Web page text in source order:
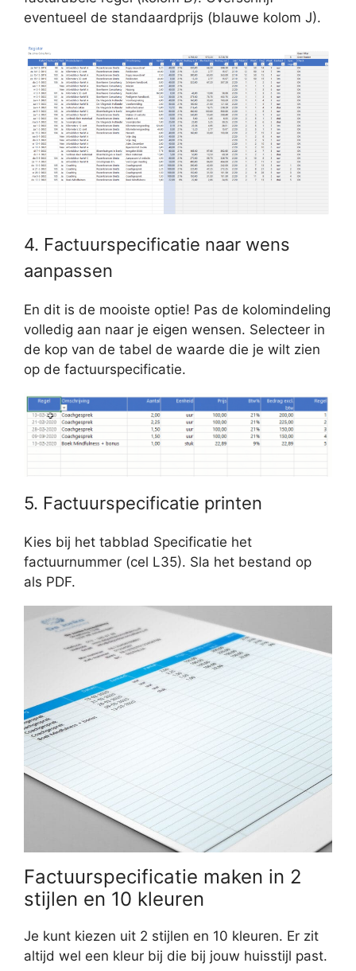
eventueel de standaardprijs (blauwe kolom J).
4. Factuurspecificatie naar wens
aanpassen
En dit is de mooiste optie! Pas de kolomindeling
volledig aan naar je eigen wensen. Selecteer in
de kop van de tabel de waarde die je wilt zien
op de factuurspecificatie.
5. Factuurspecificatie printen
Kies bij het tabblad Specificatie het
factuurnummer (cel L35). Sla het bestand op
als PDF.
Factuurspecificatie maken in 2
stijlen en 10 kleuren
Je kunt kiezen uit 2 stijlen en 10 kleuren. Er zit
altijd wel een kleur bij die bij jouw huisstijl past.